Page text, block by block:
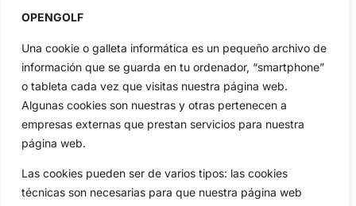
OPENGOLF
Una cookie o galleta informática es un pequeño archivo de
información que se guarda en tu ordenador, “smartphone”
o tableta cada vez que visitas nuestra página web.
Algunas cookies son nuestras y otras pertenecen a
empresas externas que prestan servicios para nuestra
página web.
Las cookies pueden ser de varios tipos: las cookies
técnicas son necesarias para que nuestra página web
Actualidad
Amateurs
Circuitos
Especiales
Reglas
Vídeos
De Interés
Compañía
Aviso Legal
Política de Cookies